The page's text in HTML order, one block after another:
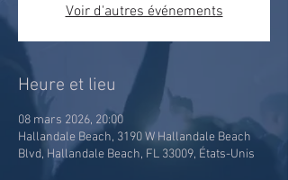
Voir d'autres événements
Heure et lieu
08 mars 2026, 20:00
Hallandale Beach, 3190 W Hallandale Beach
Blvd, Hallandale Beach, FL 33009, États-Unis